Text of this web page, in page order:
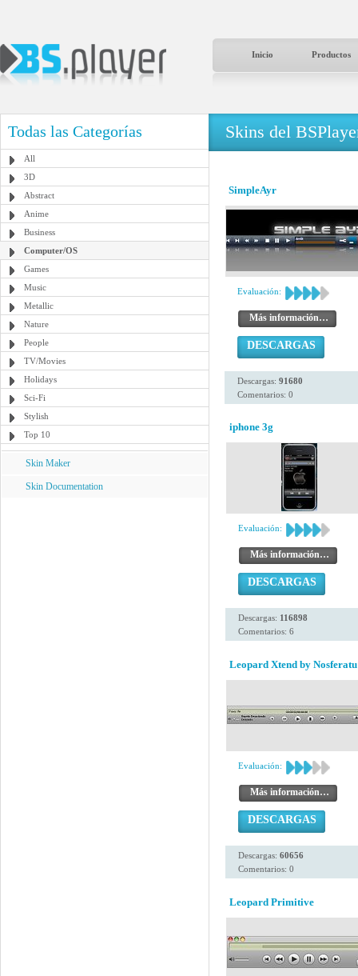
Inicio Productos
Todas las Categorías
All
3D
Abstract
Anime
Business
Computer/OS
Games
Music
Metallic
Nature
People
TV/Movies
Holidays
Sci-Fi
Stylish
Top 10
Skin Maker
Skin Documentation
Skins del
SimpleAyr
Evaluación:
Más información…
DESCARGAS
Descargas: 91680
Comentarios: 0
iphone 3g
Evaluación:
Más información…
DESCARGAS
Descargas: 116898
Comentarios: 6
Leopard Xtend by
Evaluación:
Más información…
DESCARGAS
Descargas: 60656
Comentarios: 0
Leopard Primitive